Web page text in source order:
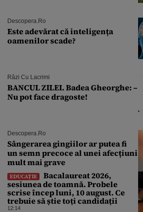
Descopera.ro
Este adevărat că inteligența
oamenilor scade?
Râzi Cu Lacrimi
BANCUL ZILEI. Badea Gheorghe: –
Nu pot face dragoste!
Descopera.ro
Sângerarea gingiilor ar putea fi
un semn precoce al unei afecțiuni
mult mai grave
EDUCAȚIE
Bacalaureat 2026,
sesiunea de toamnă. Probele
scrise încep luni, 10 august. Ce
trebuie să știe toți candidații
12:14